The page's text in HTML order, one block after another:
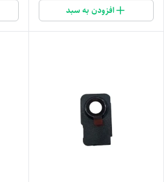
افزودن به سبد